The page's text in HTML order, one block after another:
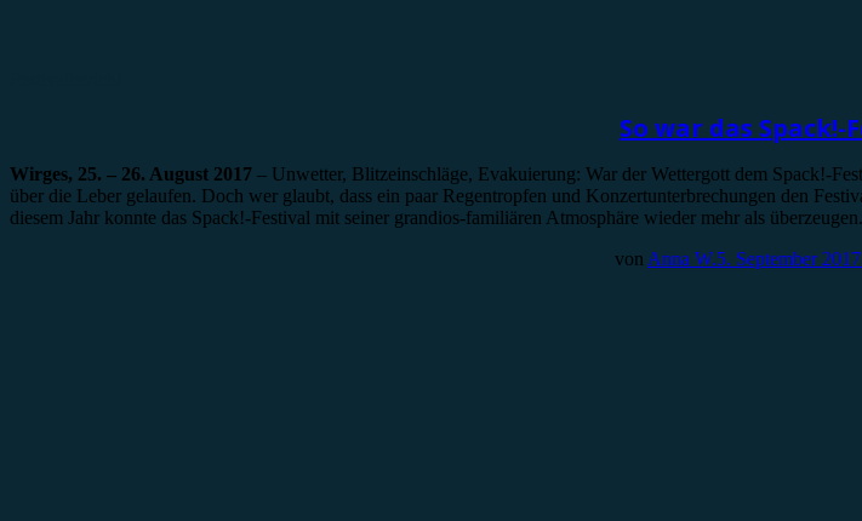
So war das Spack!-
Wirges, 25. – 26. August 2017 – Unwetter, Blitzeinschläge, Evakuierung: War der Wettergott dem Spack!-
über die Leber gelaufen. Doch wer glaubt, dass ein paar Regentropfen und Konzertunterbrechungen den
diesem Jahr konnte das Spack!-Festival mit seiner grandios-familiären Atmosphäre wieder mehr als
von Anna W.5. September 2017